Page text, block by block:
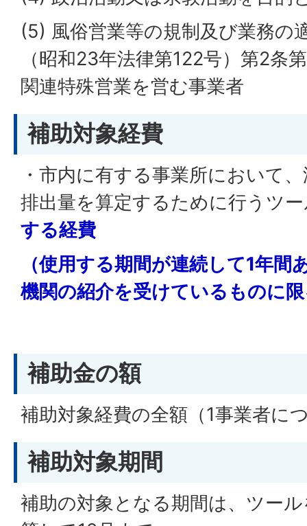
(5) 風俗営業等の規制及び業務の
（昭和23年法律第122号）第2条
関連特殊営業を営む事業者
補助対象経費
・市内に有する事業所において
排出量を算定するために行うツ
する経費
（使用する期間が連続して1年間
機関の紹介を受けているものに
補助金の額
補助対象経費の全額（1事業者に
補助対象期間
補助の対象となる期間は、ツー